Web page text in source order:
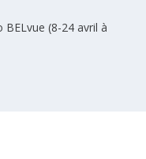
(8-24 avril à